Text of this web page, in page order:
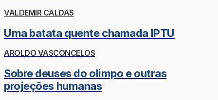
VALDEMIR CALDAS
Uma batata quente chamada IPTU
AROLDO VASCONCELOS
Sobre deuses do olimpo e outras
projeções humanas